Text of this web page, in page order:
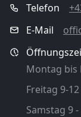
Telefon
E-Mail
Montag bis
Freitag 9-
Samstag 9